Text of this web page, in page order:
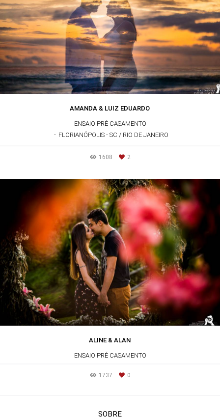
AMANDA & LUIZ EDUARDO
ENSAIO PRÉ CASAMENTO
FLORIANÓPOLIS - SC / RIO DE JANEIRO
1608 2
ALINE & ALAN
ENSAIO PRÉ CASAMENTO
1737 0
SOBRE